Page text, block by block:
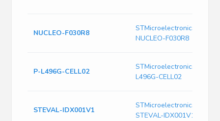
NUCLEO-F030R8
STMicroelectronics
NUCLEO-F030R8
P-L496G-CELL02
STMicroelectronics P-
L496G-CELL02
STEVAL-IDX001V1
STMicroelectronics
STEVAL-IDX001V1